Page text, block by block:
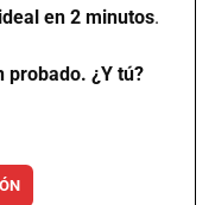
en 2 minutos.
probado. ¿Y tú?